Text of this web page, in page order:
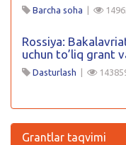
Barcha soha
Rossiya:
uchun to’liq grant
Dasturlash
Grantlar taqvimi